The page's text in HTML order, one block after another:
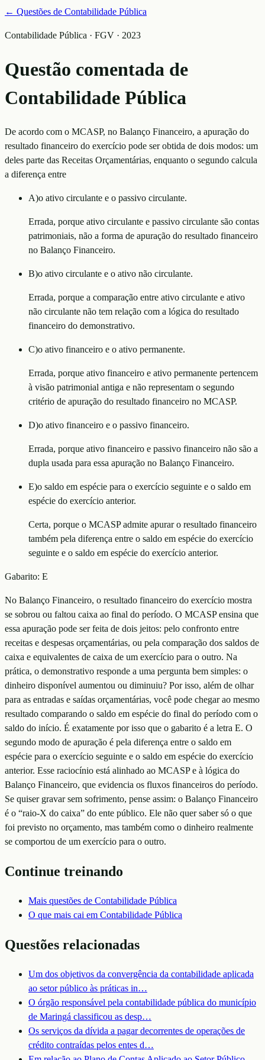
← Questões de Contabilidade Pública
Contabilidade Pública · FGV · 2023
Questão comentada de
Contabilidade Pública
De acordo com o MCASP, no Balanço Financeiro, a apuração do
resultado financeiro do exercício pode ser obtida de dois modos: um
deles parte das Receitas Orçamentárias, enquanto o segundo calcula
a diferença entre
A)o ativo circulante e o passivo circulante.
Errada, porque ativo circulante e passivo circulante são contas
patrimoniais, não a forma de apuração do resultado financeiro
no Balanço Financeiro.
B)o ativo circulante e o ativo não circulante.
Errada, porque a comparação entre ativo circulante e ativo
não circulante não tem relação com a lógica do resultado
financeiro do demonstrativo.
C)o ativo financeiro e o ativo permanente.
Errada, porque ativo financeiro e ativo permanente pertencem
à visão patrimonial antiga e não representam o segundo
critério de apuração do resultado financeiro no MCASP.
D)o ativo financeiro e o passivo financeiro.
Errada, porque ativo financeiro e passivo financeiro não são a
dupla usada para essa apuração no Balanço Financeiro.
E)o saldo em espécie para o exercício seguinte e o saldo em
espécie do exercício anterior.
Certa, porque o MCASP admite apurar o resultado financeiro
também pela diferença entre o saldo em espécie do exercício
seguinte e o saldo em espécie do exercício anterior.
Gabarito: E
No Balanço Financeiro, o resultado financeiro do exercício mostra
se sobrou ou faltou caixa ao final do período. O MCASP ensina que
essa apuração pode ser feita de dois jeitos: pelo confronto entre
receitas e despesas orçamentárias, ou pela comparação dos saldos de
caixa e equivalentes de caixa de um exercício para o outro. Na
prática, o demonstrativo responde a uma pergunta bem simples: o
dinheiro disponível aumentou ou diminuiu? Por isso, além de olhar
para as entradas e saídas orçamentárias, você pode chegar ao mesmo
resultado comparando o saldo em espécie do final do período com o
saldo do início. É exatamente por isso que o gabarito é a letra E. O
segundo modo de apuração é pela diferença entre o saldo em
espécie para o exercício seguinte e o saldo em espécie do exercício
anterior. Esse raciocínio está alinhado ao MCASP e à lógica do
Balanço Financeiro, que evidencia os fluxos financeiros do período.
Se quiser gravar sem sofrimento, pense assim: o Balanço Financeiro
é o “raio-X do caixa” do ente público. Ele não quer saber só o que
foi previsto no orçamento, mas também como o dinheiro realmente
se comportou de um exercício para o outro.
Continue treinando
Mais questões de Contabilidade Pública
O que mais cai em Contabilidade Pública
Questões relacionadas
Um dos objetivos da convergência da contabilidade aplicada
ao setor público às práticas in…
O órgão responsável pela contabilidade pública do município
de Maringá classificou as desp…
Os serviços da dívida a pagar decorrentes de operações de
crédito contraídas pelos entes d…